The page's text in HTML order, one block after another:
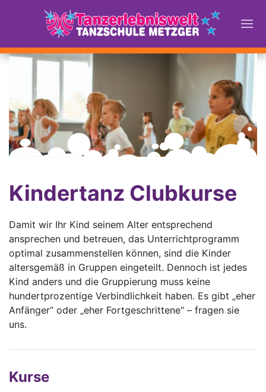
Kindertanz Clubkurse
Damit wir Ihr Kind seinem Alter entsprechend
ansprechen und betreuen, das Unterrichtprogramm
optimal zusammenstellen können, sind die Kinder
altersgemäß in Gruppen eingeteilt. Dennoch ist jedes
Kind anders und die Gruppierung muss keine
hundertprozentige Verbindlichkeit haben. Es gibt „eher
Anfänger“ oder „eher Fortgeschrittene“ – fragen sie
uns.
Kurse